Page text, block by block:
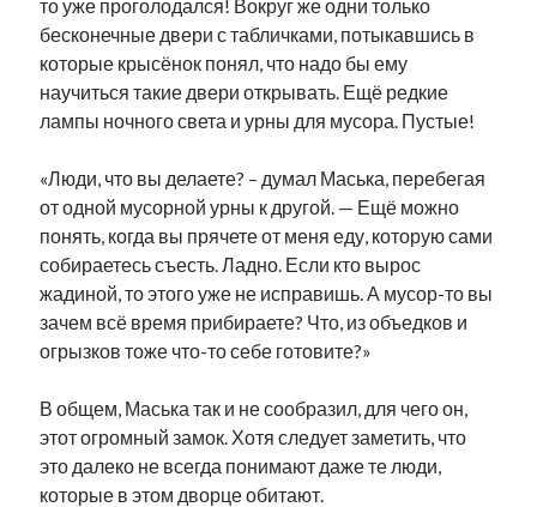
то уже проголодался! Вокруг же одни только
бесконечные двери с табличками, потыкавшись в
которые крысёнок понял, что надо бы ему
научиться такие двери открывать. Ещё редкие
лампы ночного света и урны для мусора. Пустые!
«Люди, что вы делаете? – думал Маська, перебегая
от одной мусорной урны к другой. — Ещё можно
понять, когда вы прячете от меня еду, которую сами
собираетесь съесть. Ладно. Если кто вырос
жадиной, то этого уже не исправишь. А мусор-то вы
зачем всё время прибираете? Что, из объедков и
огрызков тоже что-то себе готовите?»
В общем, Маська так и не сообразил, для чего он,
этот огромный замок. Хотя следует заметить, что
это далеко не всегда понимают даже те люди,
которые в этом дворце обитают.